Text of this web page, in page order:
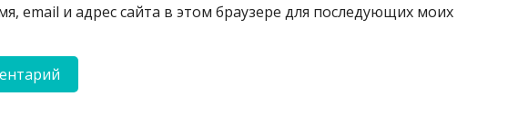
email и адрес сайта в этом браузере для последующих моих